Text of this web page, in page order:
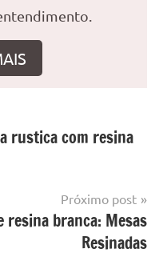
rustica com resina
Próximo post
resina branca: Mesas
Resinadas